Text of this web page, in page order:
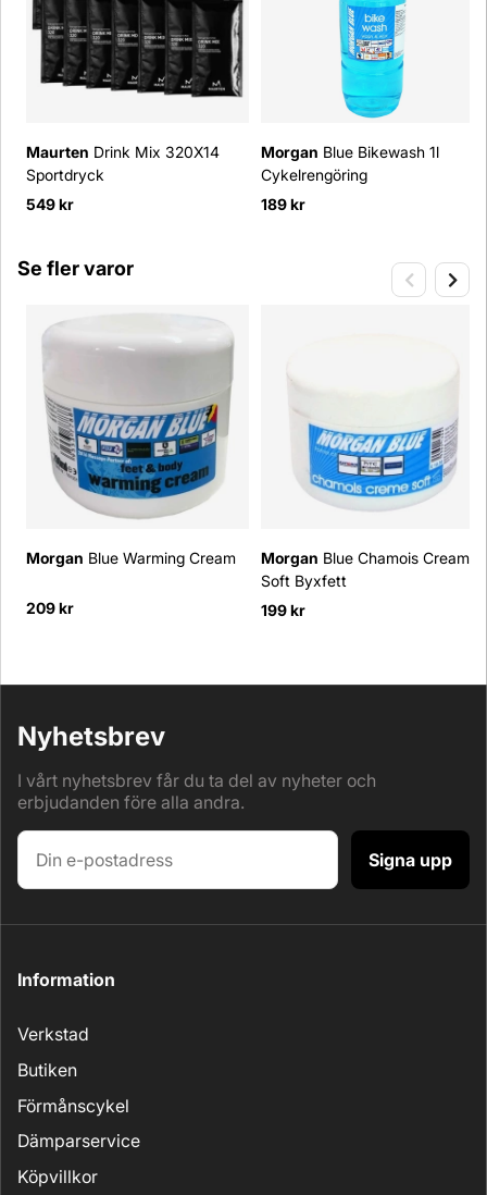
Maurten Drink Mix 320X14
Sportdryck
549 kr
Morgan Blue Bikewash 1l
Cykelrengöring
189 kr
Se fler varor
Morgan Blue Warming Cream
209 kr
Morgan Blue Chamois Cream
Soft Byxfett
199 kr
Nyhetsbrev
I vårt nyhetsbrev får du ta del av nyheter och
erbjudanden före alla andra.
Signa upp
Information
Verkstad
Butiken
Förmånscykel
Dämparservice
Köpvillkor